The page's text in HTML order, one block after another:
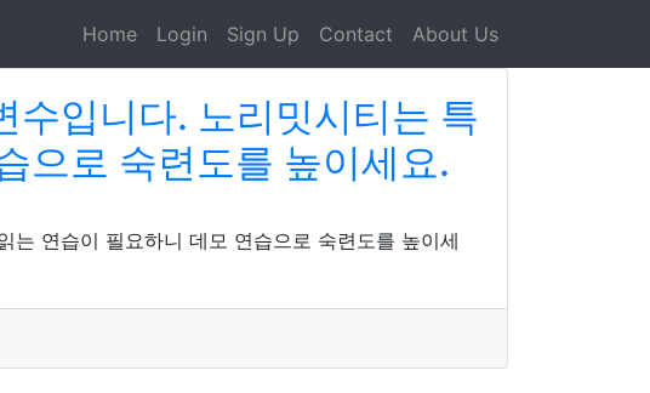
Home Login Sign Up Contact About Us
수입니다. 노리밋시티는 특
으로 숙련도를 높이세요.
는 연습이 필요하니 데모 연습으로 숙련도를 높이세